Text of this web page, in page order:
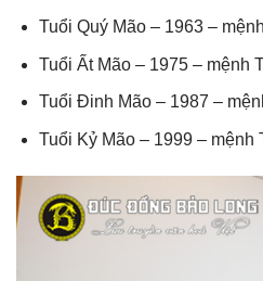
Tuổi Quý Mão – 1963 –
Tuổi Ất Mão – 1975 – mệnh
Tuổi Đinh Mão – 1987 –
Tuổi Kỷ Mão – 1999 – mệnh